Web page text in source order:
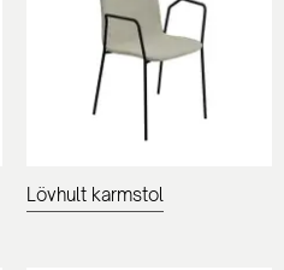
Lövhult karmstol